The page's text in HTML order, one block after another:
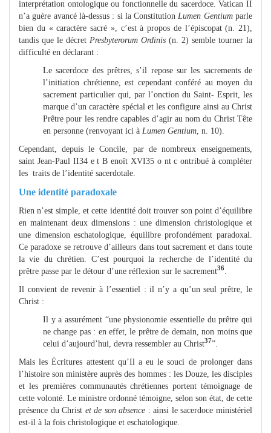
interprétation ontologique ou fonctionnelle du sacerdoce. Vatican II
n’a guère avancé là-dessus : si la Constitution Lumen Gentiumparle
bien du « caractère sacré », c’est à propos de l’épiscopat (n. 21),
tandis que le décret Presbyterorum Ordinis (n. 2) semble tourner la
difficulté en déclarant :
Le sacerdoce des prêtres, s’il repose sur les sacrements de
l’initiation chrétienne, est cependant conféré au moyen du
sacrement particulier qui, par l’onction du Saint- Esprit, les
marque d’un caractère spécial et les configure ainsi au Christ
Prêtre pour les rendre capables d’agir au nom du Christ Tête
en personne (renvoyant ici à Lumen Gentium , n. 10).
Cependant, depuis le Concile, par de nombreux enseignements,
saint Jean-Paul II34 e t B enoît XVI35 o nt c ontribué à compléter
les traits de l’identité sacerdotale.
Une identité paradoxale
Rien n’est simple, et cette identité doit trouver son point d’équilibre
en maintenant deux dimensions : une dimension christologique et
une dimension eschatologique, équilibre profondément paradoxal.
Ce paradoxe se retrouve d’ailleurs dans tout sacrement et dans toute
la vie du chrétien. C’est pourquoi la recherche de l’identité du
prêtre passe par le détour d’une réflexion sur le sacrement36
Il convient de revenir à l’essentiel : il n’y a qu’un seul prêtre, le
Christ :
Il y a assurément “une physionomie essentielle du prêtre qui
ne change pas : en effet, le prêtre de demain, non moins que
celui d’aujourd’hui, devra ressembler au Christ37”.
Mais les Écritures attestent qu’Il a eu le souci de prolonger dans
l’histoire son ministère auprès des hommes : les Douze, les disciples
et les premières communautés chrétiennes portent témoignage de
cette volonté. Le ministre ordonné témoigne, selon son état, de cette
présence du Christ et de son absence : ainsi le sacerdoce ministériel
est-il à la fois christologique et eschatologique.